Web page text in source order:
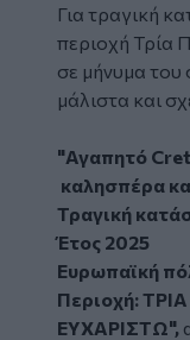
Για τραγική
περιοχή Τρία
σε μήνυμα
μάλιστα και
"Αγαπητό
καλησπέρα
Τραγική
Έτος 2025
Ευρωπαϊκή
Περιοχή:
ΕΥΧΑΡΙΣΤΩ",